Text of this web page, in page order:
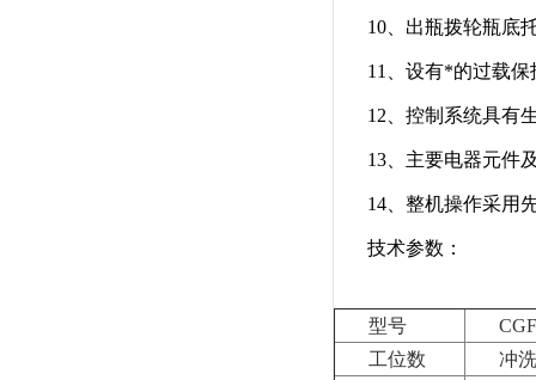
10、出瓶拨轮瓶底
11、设有*的过载
12、控制系统具有
13、主要电器元件
14、整机操作采用
技术参数：
型号
工位数
冲